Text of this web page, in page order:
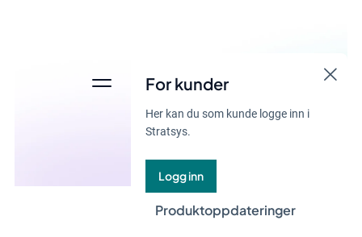
For kunder
Her kan du som kunde logge inn i
Stratsys.
Logg inn
Produktoppdateringer